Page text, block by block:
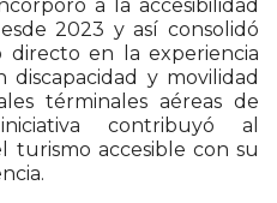
a la accesibilidad
2023 y así consolidó
en la experiencia
discapacidad y movilidad
términales aéreas de
contribuyó al
turismo accesible con su